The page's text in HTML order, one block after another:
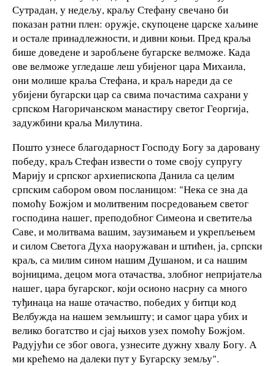
Сутрадан, у недељу, краљу Стефану свечано би
показан ратни плен: оружје, скупоцене царске хаљине
и остале принадлежности, и дивни коњи. Пред краља
бише доведене и заробљене бугарске велможе. Када
ове велможе угледаше леш убијеног цара Михаила,
они молише краља Стефана, и краљ нареди да се
убијени бугарски цар са свима почастима сахрани у
српском Нагоричанском манастиру светог Георгија,
задужбини краља Милутина.
Пошто узнесе благодарност Господу Богу за даровану
победу, краљ Стефан извести о томе своју супругу
Марију и српског архиепископа Данила са целим
српским сабором овом посланицом: "Нека се зна да
помоћу Божјом и молитвеним посредовањем светог
господина нашег, преподобног Симеона и светитеља
Саве, и молитвама вашим, заузимањем и укрепљењем
и силом Светога Духа наоружаван и штићен, ја, српски
краљ, са милим сином нашим Душаном, и са нашим
војницима, децом мога отачаства, злобног непријатеља
нашег, цара бугарског, који осионо насрну са много
туђинаца на наше отачаство, победих у битци код
Велбужда на нашем земљишту; и самог цара убих и
велико богатство и сјај њихов узех помоћу Божјом.
Радујући се због овога, узнесите дужну хвалу Богу. А
ми крећемо на далеки пут у Бугарску земљу".